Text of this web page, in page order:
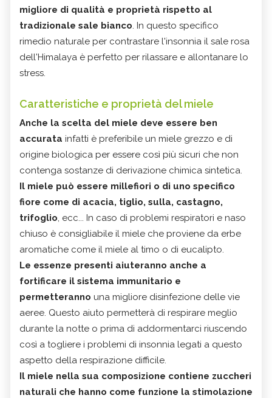
migliore di qualità e proprietà rispetto al
tradizionale sale bianco. In questo specifico
rimedio naturale per contrastare l'insonnia il sale rosa
dell'Himalaya è perfetto per rilassare e allontanare lo
stress.
Caratteristiche e proprietà del miele
Anche la scelta del miele deve essere ben
accurata infatti è preferibile un miele grezzo e di
origine biologica per essere così più sicuri che non
contenga sostanze di derivazione chimica sintetica.
Il miele può essere millefiori o di uno specifico
fiore come di acacia, tiglio, sulla, castagno,
trifoglio, ecc... In caso di problemi respiratori e naso
chiuso è consigliabile il miele che proviene da erbe
aromatiche come il miele al timo o di eucalipto.
Le essenze presenti aiuteranno anche a
fortificare il sistema immunitario e
permetteranno una migliore disinfezione delle vie
aeree. Questo aiuto permetterà di respirare meglio
durante la notte o prima di addormentarci riuscendo
così a togliere i problemi di insonnia legati a questo
aspetto della respirazione difficile.
Il miele nella sua composizione contiene zuccheri
naturali che hanno come funzione la stimolazione